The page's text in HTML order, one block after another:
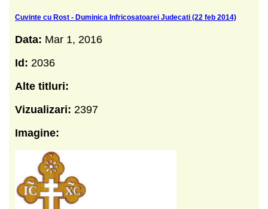
Cuvinte cu Rost - Duminica Infricosatoarei Judecati (22 feb 2014)
Data: Mar 1, 2016
Id: 2036
Alte titluri:
Vizualizari: 2397
Imagine: